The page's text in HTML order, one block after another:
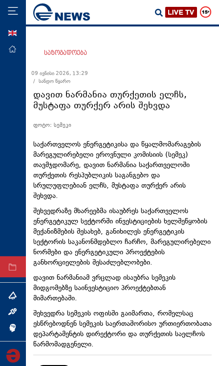
მთავარი
ეკონომიკა
მსოფლიო
სამართალი
თავდაცვა
რეგიონი
კულტურა
სპორტი
ტექნოლოგიები
ტაბლოიდი
არქივი
თემა
ინტერვიუ
ინქვიზიცია
საზოგადოება
09 ივნისი 2026, 13:29
/ სანდო წყარო
დავით ნარმანია თურქეთის ელჩს,
მუსტაფა თურქერ არის შეხვდა
ფოტო: სემეკი
საქართველოს ენერგეტიკისა და წყალმომარაგების
მარეგულირებელი ეროვნული კომისიის (სემეკ)
თავმჯდომარე, დავით ნარმანია საქართველოში
თურქეთის რესპუბლიკის საგანგებო და
სრულუფლებიან ელჩს, მუსტაფა თურქერ არის
შეხვდა.
შეხვედრაზე მხარეებმა ისაუბრეს საქართველოს
ენერგეტიკულ სექტორში ინვესტიციების ხელშეწყობის
მექანიზმების შესახებ, განიხილეს ენერგეტიკის
სექტორის საკანონმდებლო ჩარჩო, მარეგულირებელი
ნორმები და ენერგეტიკული პროექტების
განხორციელების შესაძლებლობები.
დავით ნარმანიამ ვრცლად ისაუბრა სემეკის
მიდგომებზე საინვესტიციო პროექტებთან
მიმართებაში.
შეხვედრა სემეკის ოფისში გაიმართა, რომელსაც
ესწრებოდნენ სემეკის საერთაშორისო ურთიერთობათა
დეპარტამენტის დირექტორი და თურქეთის საელჩოს
წარმომადგენელი.